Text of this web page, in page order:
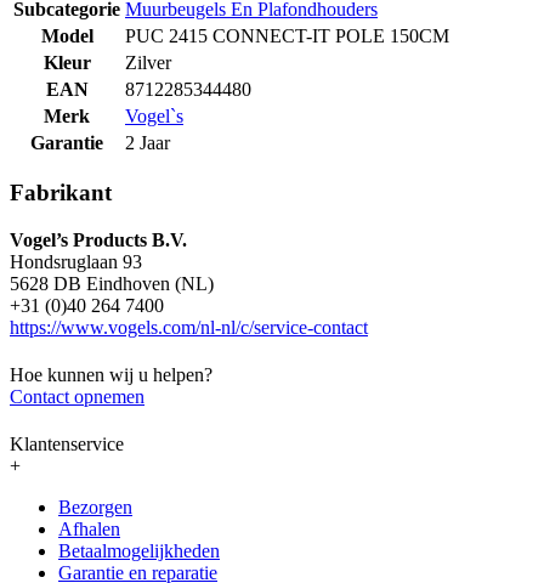
Subcategorie Muurbeugels En Plafondhouders
Model
PUC 2415 CONNECT-IT POLE 150CM
Kleur
Zilver
EAN
8712285344480
Merk
Vogel`s
Garantie
2 Jaar
Fabrikant
Vogel’s Products B.V.
Hondsruglaan 93
5628 DB Eindhoven (NL)
+31 (0)40 264 7400
https://www.vogels.com/nl-nl/c/service-contact
Hoe kunnen wij u helpen?
Contact opnemen
Klantenservice
+
Bezorgen
Afhalen
Betaalmogelijkheden
Garantie en reparatie